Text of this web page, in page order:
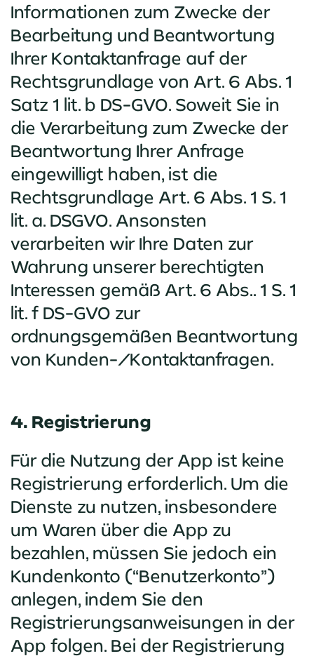
Informationen zum Zwecke der
Bearbeitung und Beantwortung
Ihrer Kontaktanfrage auf der
Rechtsgrundlage von Art. 6 Abs. 1
Satz 1 lit. b DS-GVO. Soweit Sie in
die Verarbeitung zum Zwecke der
Beantwortung Ihrer Anfrage
eingewilligt haben, ist die
Rechtsgrundlage Art. 6 Abs. 1 S. 1
lit. a. DSGVO. Ansonsten
verarbeiten wir Ihre Daten zur
Wahrung unserer berechtigten
Interessen gemäß Art. 6 Abs.. 1 S. 1
lit. f DS-GVO zur
ordnungsgemäßen Beantwortung
von Kunden-/Kontaktanfragen.
4. Registrierung
Für die Nutzung der App ist keine
Registrierung erforderlich. Um die
Dienste zu nutzen, insbesondere
um Waren über die App zu
bezahlen, müssen Sie jedoch ein
Kundenkonto (“Benutzerkonto”)
anlegen, indem Sie den
Registrierungsanweisungen in der
App folgen. Bei der Registrierung